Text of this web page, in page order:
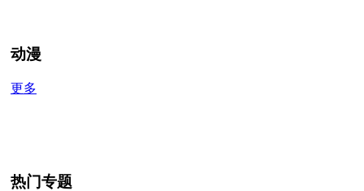
动漫
更多
热门专题